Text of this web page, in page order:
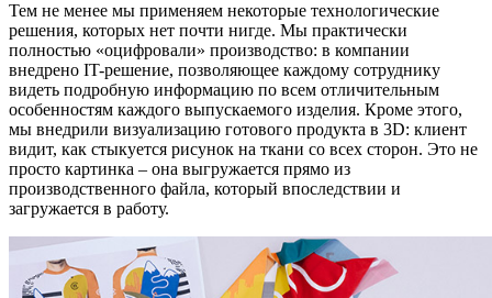
Тем не менее мы применяем некоторые технологические
решения, которых нет почти нигде. Мы практически
полностью «оцифровали» производство: в компании
внедрено IT-решение, позволяющее каждому сотруднику
видеть подробную информацию по всем отличительным
особенностям каждого выпускаемого изделия. Кроме этого,
мы внедрили визуализацию готового продукта в 3D: клиент
видит, как стыкуется рисунок на ткани со всех сторон. Это не
просто картинка – она выгружается прямо из
производственного файла, который впоследствии и
загружается в работу.